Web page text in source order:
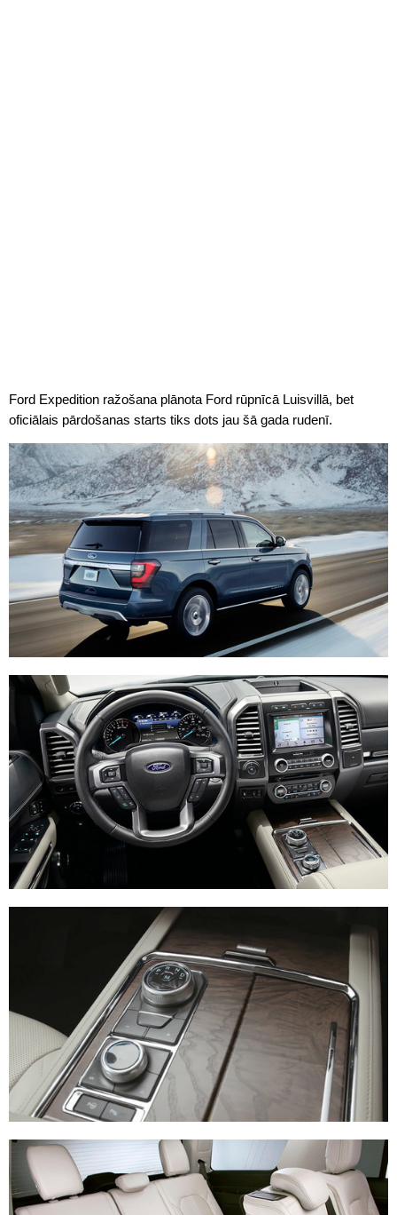
Ford Expedition ražošana plānota Ford rūpnīcā Luisvillā, bet
oficiālais pārdošanas starts tiks dots jau šā gada rudenī.